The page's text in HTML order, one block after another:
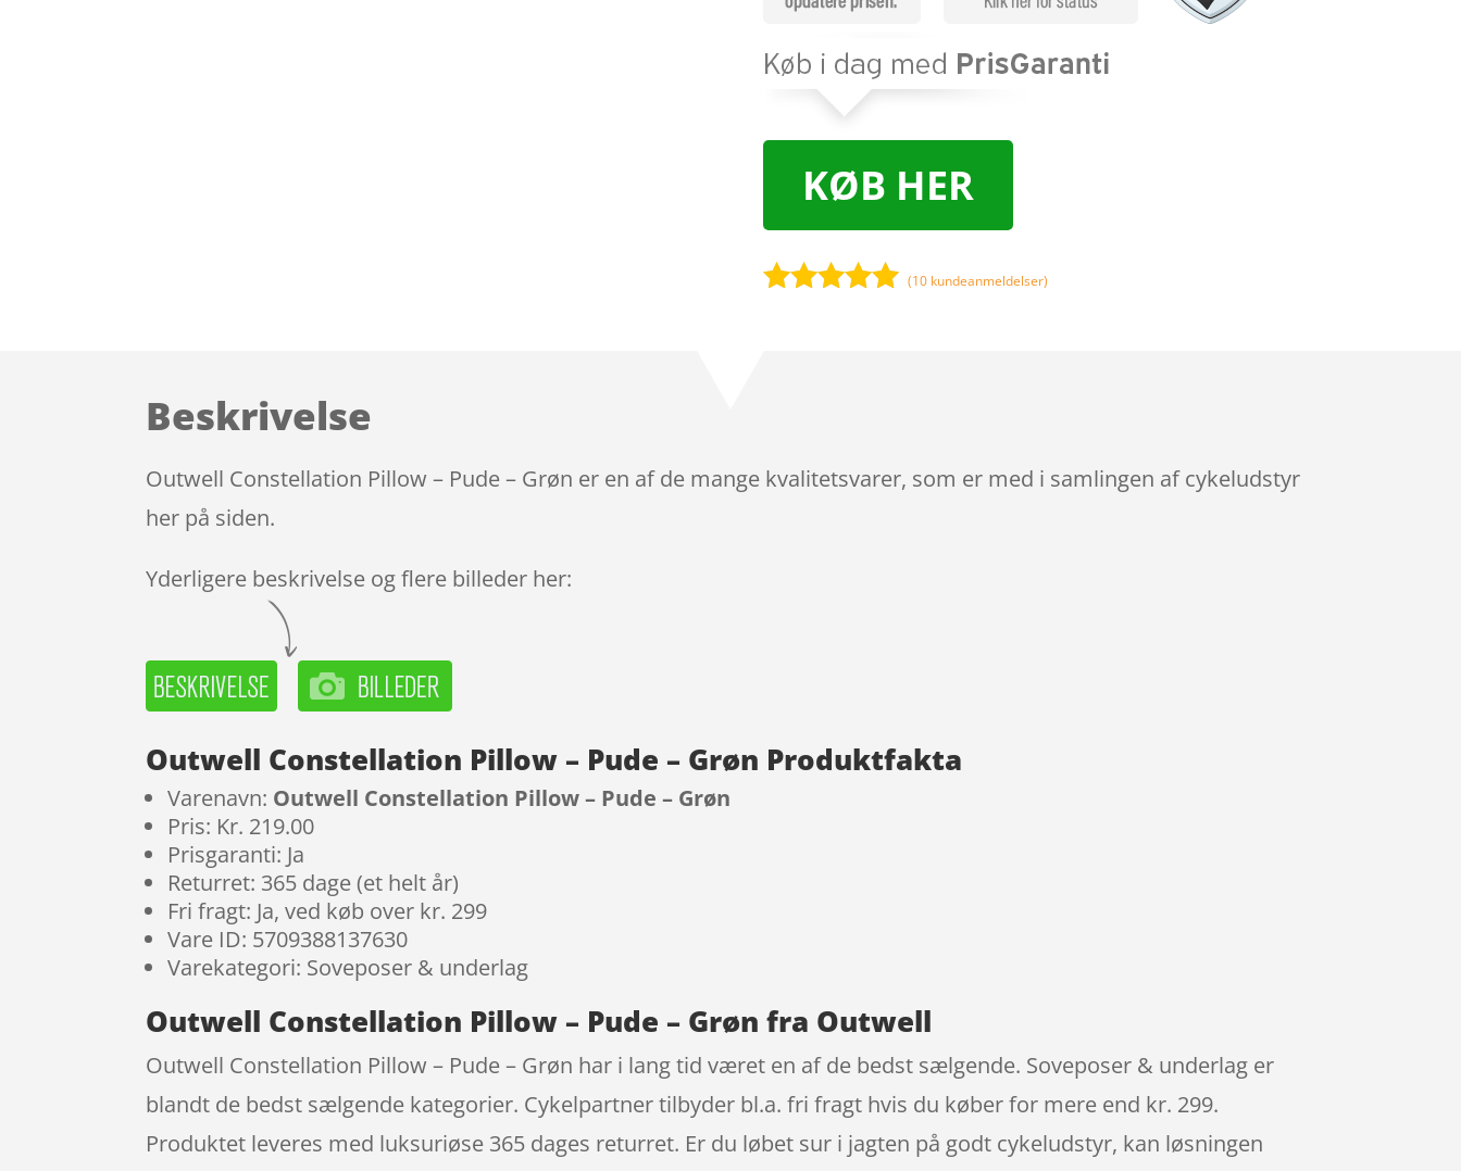
KØB HER
(10 kundeanmeldelser)
Beskrivelse
Outwell Constellation Pillow – Pude – Grøn er en af de mange kvalitetsvarer, som er med i samlingen af cykeludstyr
her på siden.
Yderligere beskrivelse og flere billeder her:
Outwell Constellation Pillow – Pude – Grøn Produktfakta
Varenavn: Outwell Constellation Pillow – Pude – Grøn
Pris: Kr. 219.00
Prisgaranti: Ja
Returret: 365 dage (et helt år)
Fri fragt: Ja, ved køb over kr. 299
Vare ID: 5709388137630
Varekategori: Soveposer & underlag
Outwell Constellation Pillow – Pude – Grøn fra Outwell
Outwell Constellation Pillow – Pude – Grøn har i lang tid været en af de bedst sælgende. Soveposer & underlag er
blandt de bedst sælgende kategorier. Cykelpartner tilbyder bl.a. fri fragt hvis du køber for mere end kr. 299.
Produktet leveres med luksuriøse 365 dages returret. Er du løbet sur i jagten på godt cykeludstyr, kan løsningen